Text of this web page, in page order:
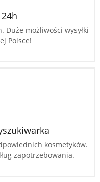
Duże możliwości wysyłki
Polsce!
kosmetyków.
zapotrzebowania.